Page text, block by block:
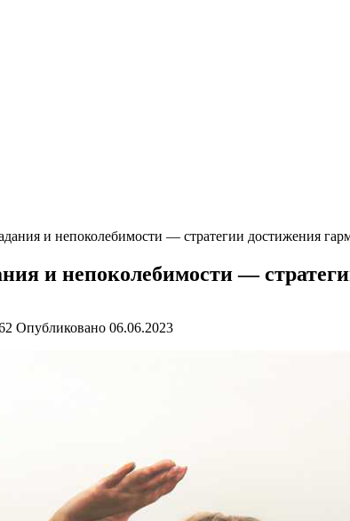
и непоколебимости — стратегии достижения
и непоколебимости —
Опубликовано 06.06.2023